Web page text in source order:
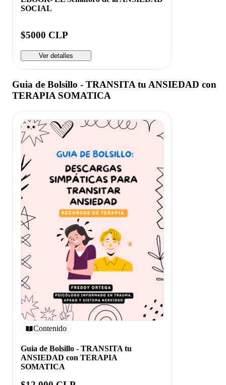
SOCIAL
$5000 CLP
Ver detalles
Guia de Bolsillo - TRANSITA tu ANSIEDAD con
TERAPIA SOMATICA
Contenido
Guia de Bolsillo - TRANSITA tu
ANSIEDAD con TERAPIA
SOMATICA